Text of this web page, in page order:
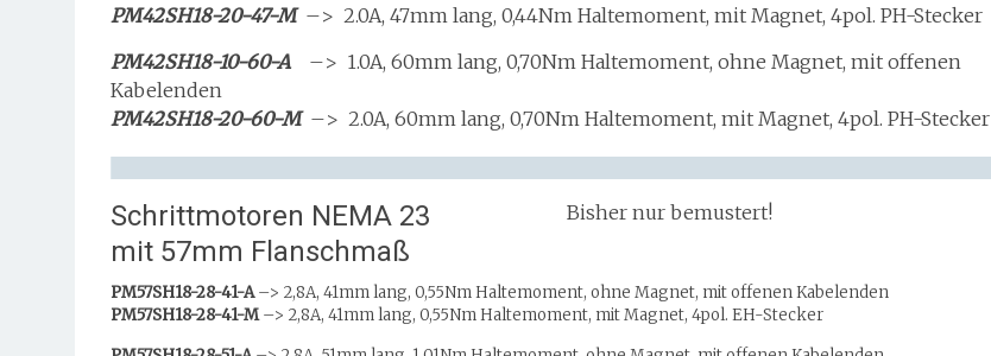
PM42SH18-20-47-M–> 2.0A, 47mm lang, 0,44Nm Haltemoment, mit Magnet, 4pol. PH-Stecker
PM42SH18-10-60-A–> 1.0A, 60mm lang, 0,70Nm Haltemoment, ohne Magnet, mit offenen
Kabelenden
PM42SH18-20-60-M–> 2.0A, 60mm lang, 0,70Nm Haltemoment, mit Magnet, 4pol. PH-Stecker
Schrittmotoren NEMA 23
mit 57mm Flanschmaß
Bisher nur bemustert!
PM57SH18-28-41-A–> 2,8A, 41mm lang, 0,55Nm Haltemoment, ohne Magnet, mit offenen Kabelenden
PM57SH18-28-41-M–> 2,8A, 41mm lang, 0,55Nm Haltemoment, mit Magnet, 4pol. EH-Stecker